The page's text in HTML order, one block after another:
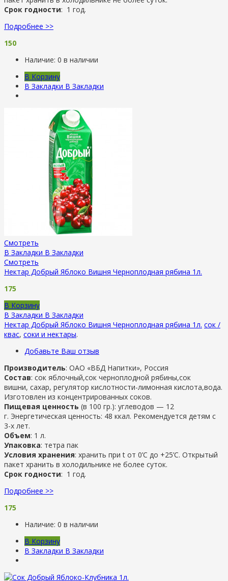
Срок годности: 1 год.
Подробнее >>
150
Наличие: 0 в наличии
В Корзину
В Закладки В Закладки
Смотреть
В Закладки В Закладки
Смотреть
Нектар Добрый Яблоко Вишня Черноплодная рябина 1л.
175
В Корзину
В Закладки В Закладки
Нектар Добрый Яблоко Вишня Черноплодная рябина 1л. сок /
квас, соки и нектары.
Добавьте Ваш отзыв
Производитель: ОАО «ВБД Напитки», Россия
Состав: сок яблочный,сок черноплодной рябины,сок
вишни, сахар, регулятор кислотности-лимонная кислота,вода.
Изготовлен из концентрированных соков.
Пищевая ценность (в 100 гр.): углеводов — 12
г. Энергетическая ценность: 48 ккал. Рекомендуется детям с
3-х лет.
Объем: 1 л.
Упаковка: тетра пак
Условия хранения: хранить при t от 0’C до +25’C. Открытый
пакет хранить в холодильнике не более суток.
Срок годности: 1 год.
Подробнее >>
175
Наличие: 0 в наличии
В Корзину
В Закладки В Закладки